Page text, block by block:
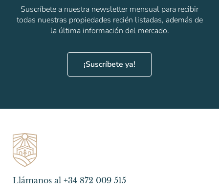
Suscríbete a nuestra newsletter mensual para recibir
todas nuestras propiedades recién listadas, además de
la última información del mercado.
¡Suscríbete ya!
Llámanos al +34 872 009 515